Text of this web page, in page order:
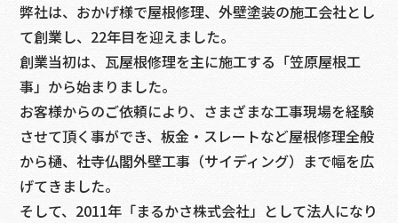
弊社は、おかげ様で屋根修理、外壁塗装の施工会社とし
て創業し、22年目を迎えました。
創業当初は、瓦屋根修理を主に施工する「笠原屋根工
事」から始まりました。
お客様からのご依頼により、さまざまな工事現場を経験
させて頂く事ができ、板金・スレートなど屋根修理全般
から樋、社寺仏閣外壁工事（サイディング）まで幅を広
げてきました。
そして、2011年「まるかさ株式会社」として法人になり